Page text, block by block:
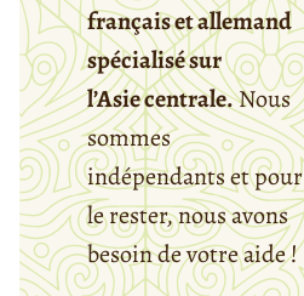
français et allemand
spécialisé sur
l’Asie centrale.Nous
sommes
indépendants et pour
le rester, nous avons
besoin de votre aide !